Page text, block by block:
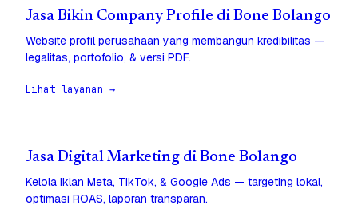
Jasa Bikin Company Profile di Bone Bolango
Website profil perusahaan yang membangun kredibilitas —
legalitas, portofolio, & versi PDF.
Lihat layanan →
Jasa Digital Marketing di Bone Bolango
Kelola iklan Meta, TikTok, & Google Ads — targeting lokal,
optimasi ROAS, laporan transparan.